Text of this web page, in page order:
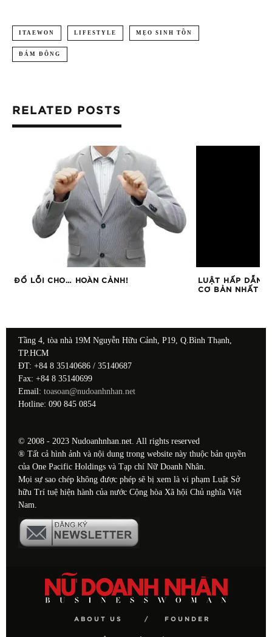
ITAEWON LIFESTYLE MẸO SINH TỒN
ĐÁM ĐÔNG
RELATED POSTS
ĐỔ LỖI CHO… HOÀN CẢNH!
LUẬT HẤP DẪN
CƠ BẢN NHẤT
Tầng 4, tòa nhà 19M Nguyễn Hữu Cảnh, P19, Q.Bình Thạnh,
TP.HCM
ĐT: +84 8 35140686 / 35140687
Fax: +84 8 35140699
Email: toasoan@nudoanhnhan.net
Hotline: 090 845 0854
© 2008 - 2023 Nudoanhnhan.net. All rights reserved
® Tất cả hình ảnh và nội dung trong website này thuộc bản quyền
của One Pacific Holdings và Tạp chí Nữ Doanh Nhân.
Mọi sự sao chép không được phép sẽ bị xem là vi phạm Luật Sở
hữu Trí tuệ hiện hành của nước Cộng hòa Xã hội Chủ nghĩa Việt
Nam.
ABOUT US FOUNDER